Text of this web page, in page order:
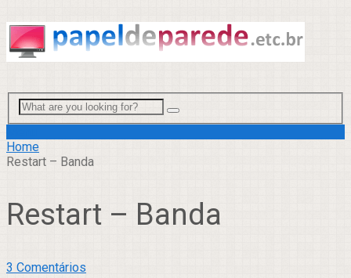
Home
Restart – Banda
Restart – Banda
3 Comentários